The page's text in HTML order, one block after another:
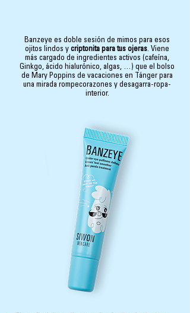
Banzeye es doble sesión de mimos para esos
ojitos lindos y criptonita para tus ojeras. Viene
más cargado de ingredientes activos (cafeína,
Ginkgo, ácido hialurónico, algas, …) que el bolso
de Mary Poppins de vacaciones en Tánger para
una mirada rompecorazones y desagarra-ropa-
interior.